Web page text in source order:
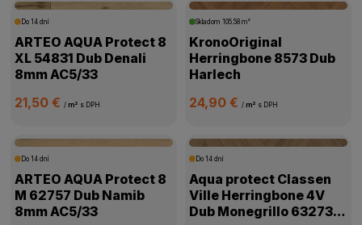
Do 14 dní
ARTEO AQUA Protect 8
XL 54831 Dub Denali
8mm AC5/33
21,50 €/ m² s DPH
Skladom 105.58 m²
KronoOriginal
Herringbone 8573 Dub
Harlech
24,90 € / m² s DPH
Do 14 dní
ARTEO AQUA Protect 8
M 62757 Dub Namib
8mm AC5/33
Do 14 dní
Aqua protect Classen
Ville Herringbone 4V
Dub Monegrillo 63273